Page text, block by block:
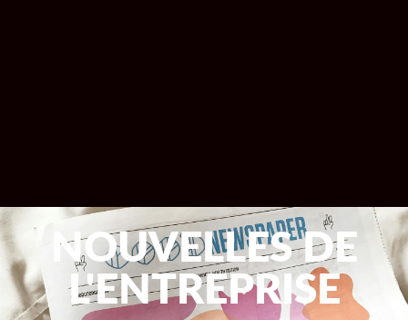
NOUVELLES DE
L'ENTREPRISE